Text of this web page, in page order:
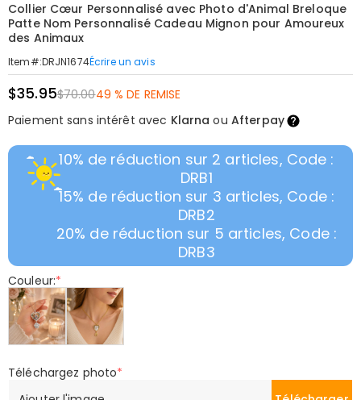
Collier Cœur Personnalisé avec Photo d'Animal Breloque
Patte Nom Personnalisé Cadeau Mignon pour Amoureux
des Animaux
Item#:DRJN1674Écrire un avis
$35.95$70.0049 % DE REMISE
Paiement sans intérêt avec Klarna ou Afterpay
10% de réduction sur 2 articles, Code :
DRB1
15% de réduction sur 3 articles, Code :
DRB2
20% de réduction sur 5 articles, Code :
DRB3
Couleur:*
Téléchargez photo*